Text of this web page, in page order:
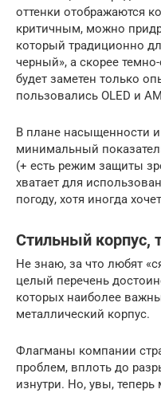
оттенки отображаются
критичным, можно
который традиционно
черный», а скорее
будет заметен только
пользовались OLED и
В плане насыщенности
минимальный
(+ есть режим защиты
хватает для
погоду, хотя иногда
Стильный
Не знаю, за что любят
целый перечень
которых наиболее
металлический корпус.
Флагманы компании
проблем, вплоть до
изнутри. Но, увы, теперь